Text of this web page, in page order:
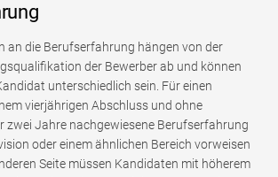
an die Berufserfahrung hängen von der
der Bewerber ab und können
unterschiedlich sein. Für einen
vierjährigen Abschluss und ohne
zwei Jahre nachgewiesene Berufserfahrung
oder einem ähnlichen Bereich vorweisen
Seite müssen Kandidaten mit höherem